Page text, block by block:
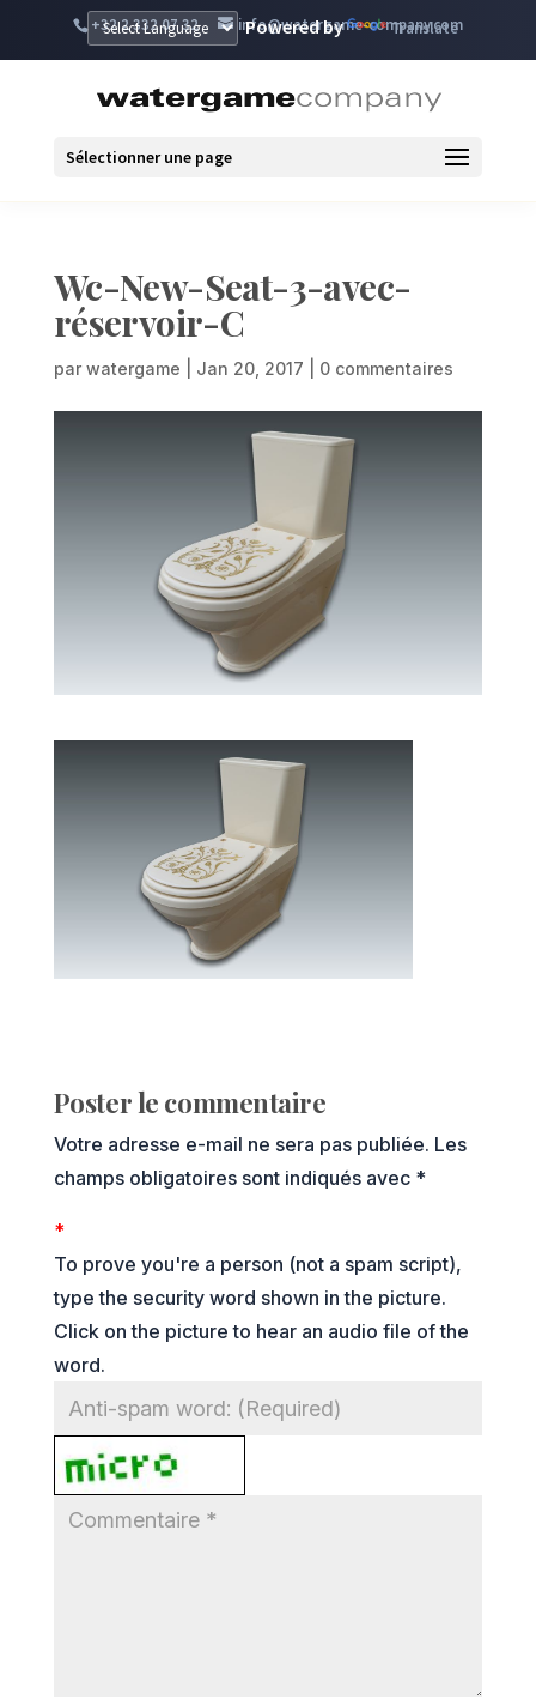
+32 2 332 07 32 info@watergame-company.com
Powered by Translate
Sélectionner une page
Wc-New-Seat-3-avec-
réservoir-C
par watergame Jan 20, 2017 0 commentaires
Poster le commentaire
Votre adresse e-mail ne sera pas publiée. Les
champs obligatoires sont indiqués avec *
*
To prove you're a person (not a spam script),
type the security word shown in the picture.
Click on the picture to hear an audio file of the
word.